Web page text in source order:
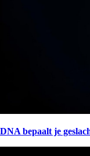
DNA bepaalt je